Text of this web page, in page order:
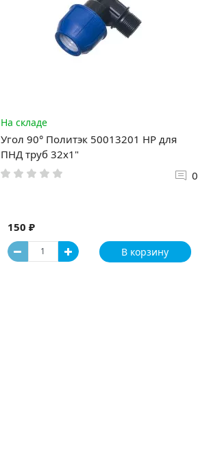
На складе
Угол 90° Политэк 50013201 НР для
ПНД труб 32x1"
0
150 ₽
В корзину